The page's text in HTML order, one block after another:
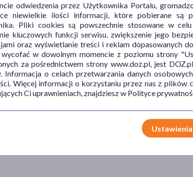
do użytku zewnętrznego. Produkt naturalny, wegański, nie
ani substancji zapachowych.
odwiedzenia przez Użytkownika Portalu,
niewielkie ilości informacji, które pobierane są
Pliki cookies są powszechnie stosowane w
kluczowych funkcji serwisu, zwiększenie jego
oraz wyświetlanie treści i reklam dopasowanych
w dowolnym momencie z poziomu strony
za pośrednictwem strony www.doz.pl, jest
Informacja o celach przetwarzania danych
Więcej informacji o korzystaniu przez nas z plików
Ci uprawnieniach, znajdziesz w Polityce